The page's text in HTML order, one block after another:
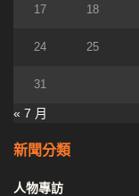
17 18
24 25
31
« 7 月
新聞分類
人物專訪